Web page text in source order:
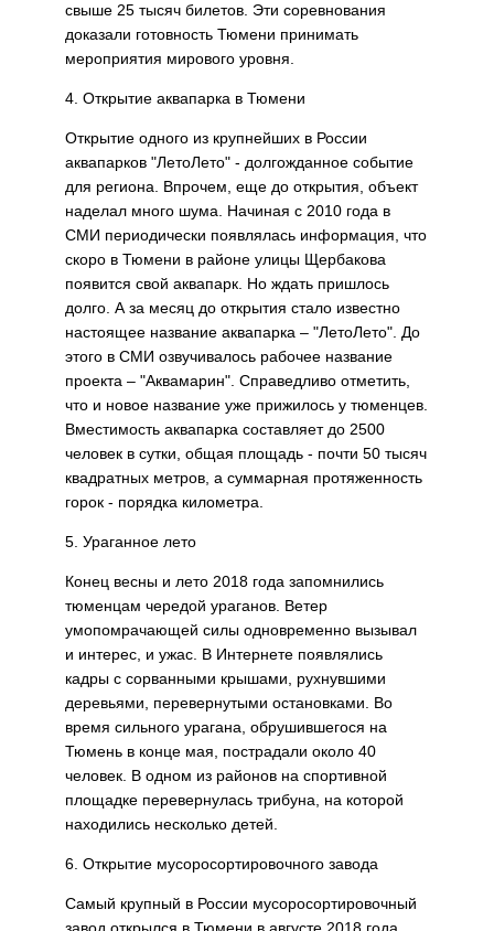
свыше 25 тысяч билетов. Эти соревнования
доказали готовность Тюмени принимать
мероприятия мирового уровня.
4. Открытие аквапарка в Тюмени
Открытие одного из крупнейших в России
аквапарков "ЛетоЛето" - долгожданное событие
для региона. Впрочем, еще до открытия, объект
наделал много шума. Начиная с 2010 года в
СМИ периодически появлялась информация, что
скоро в Тюмени в районе улицы Щербакова
появится свой аквапарк. Но ждать пришлось
долго. А за месяц до открытия стало известно
настоящее название аквапарка – "ЛетоЛето". До
этого в СМИ озвучивалось рабочее название
проекта – "Аквамарин". Справедливо отметить,
что и новое название уже прижилось у тюменцев.
Вместимость аквапарка составляет до 2500
человек в сутки, общая площадь - почти 50 тысяч
квадратных метров, а суммарная протяженность
горок - порядка километра.
5. Ураганное лето
Конец весны и лето 2018 года запомнились
тюменцам чередой ураганов. Ветер
умопомрачающей силы одновременно вызывал
и интерес, и ужас. В Интернете появлялись
кадры с сорванными крышами, рухнувшими
деревьями, перевернутыми остановками. Во
время сильного урагана, обрушившегося на
Тюмень в конце мая, пострадали около 40
человек. В одном из районов на спортивной
площадке перевернулась трибуна, на которой
находились несколько детей.
6. Открытие мусоросортировочного завода
Самый крупный в России мусоросортировочный